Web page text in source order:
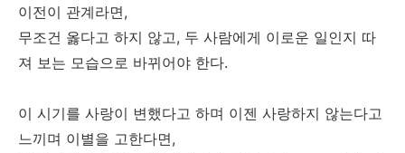
이전이 관계라면,
무조건 옳다고 하지 않고, 두 사람에게 이로운 일인지 따
져 보는 모습으로 바뀌어야 한다.
이 시기를 사랑이 변했다고 하며 이젠 사랑하지 않는다고
느끼며 이별을 고한다면,